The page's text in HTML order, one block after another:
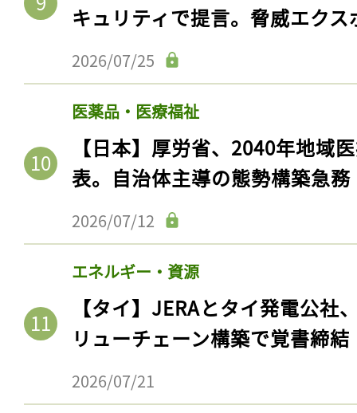
キュリティで提言。脅威エク
2026/07/25
医薬品・医療福祉
【日本】厚労省、2040年地域
表。自治体主導の態勢構築急務
2026/07/12
エネルギー・資源
【タイ】JERAとタイ発電公社
リューチェーン構築で覚書締結
2026/07/21
会員登録